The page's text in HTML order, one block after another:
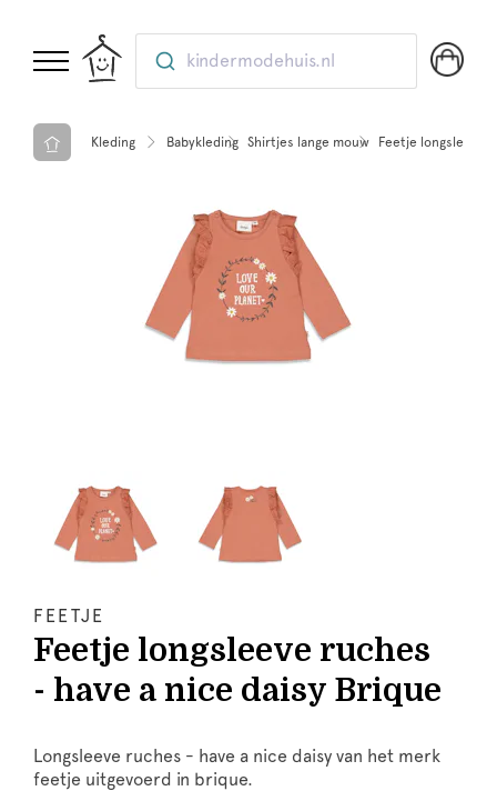
kindermodehuis.nl
Kleding Babykleding Shirtjes lange mouw Feetje longsleeve
FEETJE
Feetje longsleeve ruches
- have a nice daisy Brique
Longsleeve ruches - have a nice daisy van het merk
feetje uitgevoerd in brique.